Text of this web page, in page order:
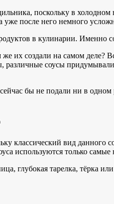
поскольку в
уже после него немного
в кулинарии.
их создали на самом деле?
соусы
бы не подали ни в
классический вид
используются только
глубокая тарелка, тёрка